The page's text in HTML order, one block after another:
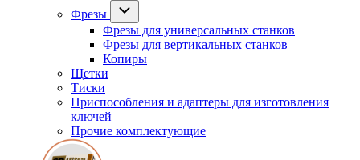
Фрезы
Фрезы для универсальных станков
Фрезы для вертикальных станков
Копиры
Щетки
Тиски
Приспособления и адаптеры для изготовления
ключей
Прочие комплектующие